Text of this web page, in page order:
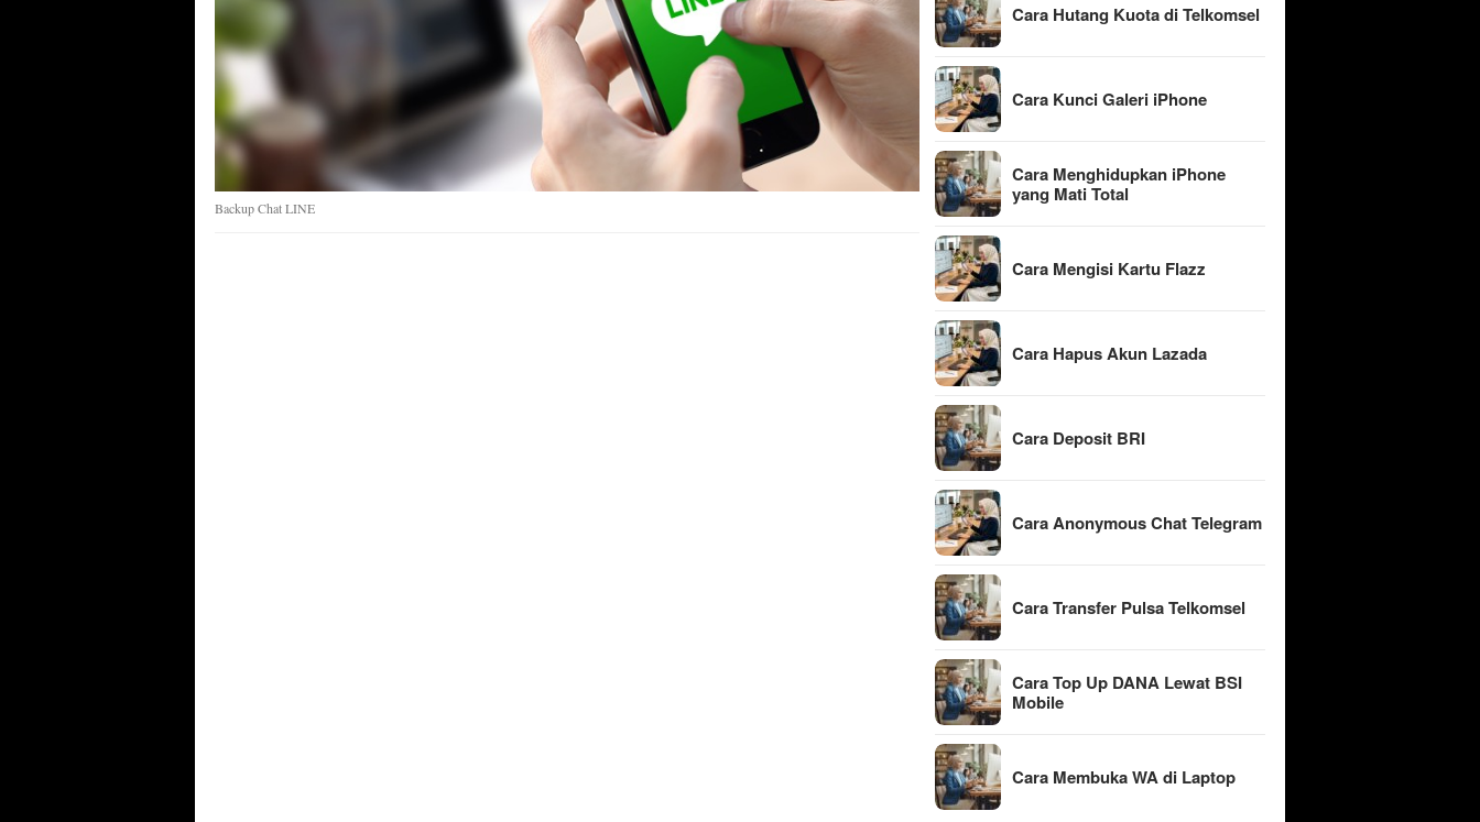
Backup Chat LINE
Cara Hutang Kuota di Telkomsel
Cara Kunci Galeri iPhone
Cara Menghidupkan iPhone
yang Mati Total
Cara Mengisi Kartu Flazz
Cara Hapus Akun Lazada
Cara Deposit BRI
Cara Anonymous Chat Telegram
Cara Transfer Pulsa Telkomsel
Cara Top Up DANA Lewat BSI
Mobile
Cara Membuka WA di Laptop